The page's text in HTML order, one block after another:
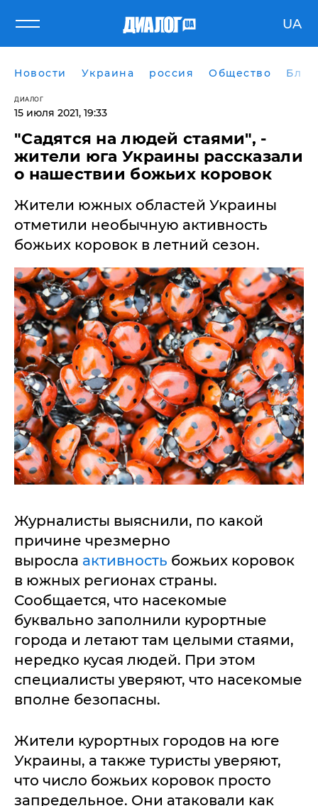
UA
Новости Украина россия Общество
ДИАЛОГ
15 июля 2021, 19:33
"Садятся на людей стаями", -
жители юга Украины рассказали
о нашествии божьих коровок
Жители южных областей Украины
отметили необычную активность
божьих коровок в летний сезон.
Журналисты выяснили, по какой
причине чрезмерно
выросла активность божьих коровок
в южных регионах страны.
Сообщается, что насекомые
буквально заполнили курортные
города и летают там целыми стаями,
нередко кусая людей. При этом
специалисты уверяют, что насекомые
вполне безопасны.
Жители курортных городов на юге
Украины, а также туристы уверяют,
что число божьих коровок просто
запредельное. Они атаковали как